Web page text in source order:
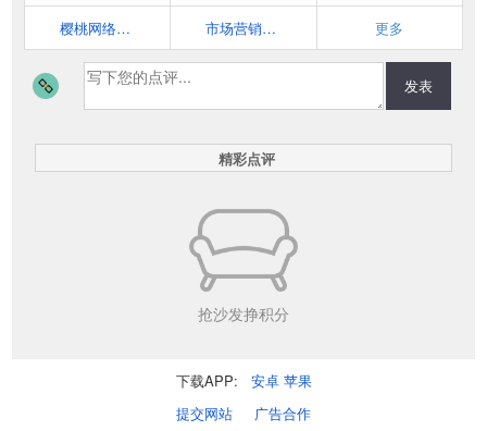
樱桃网络营销博客 市场营销智库--广告、公关、互动领域垂直资讯门户 更多
发表
精彩点评
抢沙发挣积分
下载APP: 安卓 苹果
提交网站
广告合作